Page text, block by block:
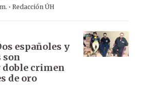
· Redacción ÚH
españoles y
son
doble crimen
de oro